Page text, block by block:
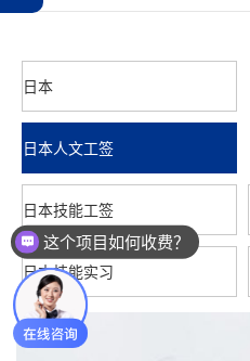
日本
日本人文工签
日本技能工签
日本技能实习
近期有优惠活动嘛～